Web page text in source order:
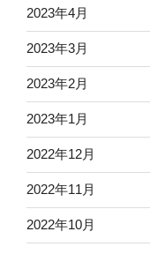
2023年4月
2023年3月
2023年2月
2023年1月
2022年12月
2022年11月
2022年10月